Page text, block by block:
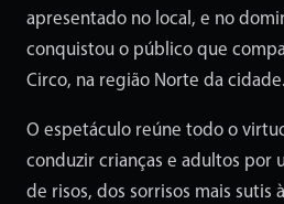
apresentado no local, e no
conquistou o público que
Circo, na região Norte da cidade.
O espetáculo reúne todo o
conduzir crianças e adultos por
de risos, dos sorrisos mais sutis